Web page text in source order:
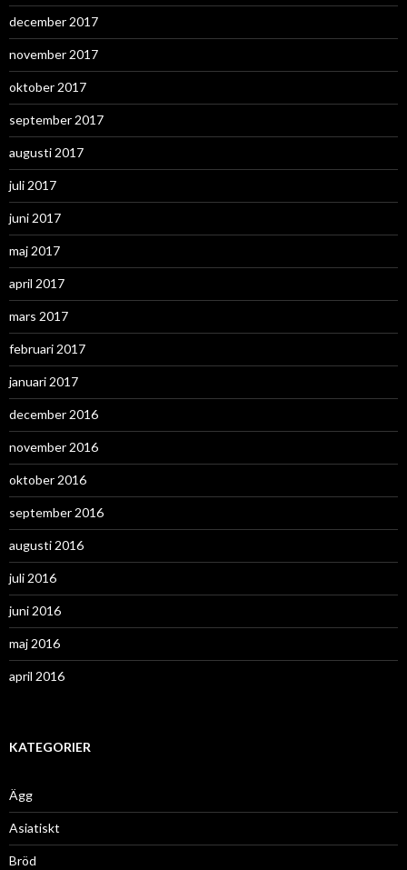
december 2017
november 2017
oktober 2017
september 2017
augusti 2017
juli 2017
juni 2017
maj 2017
april 2017
mars 2017
februari 2017
januari 2017
december 2016
november 2016
oktober 2016
september 2016
augusti 2016
juli 2016
juni 2016
maj 2016
april 2016
KATEGORIER
Ägg
Asiatiskt
Bröd